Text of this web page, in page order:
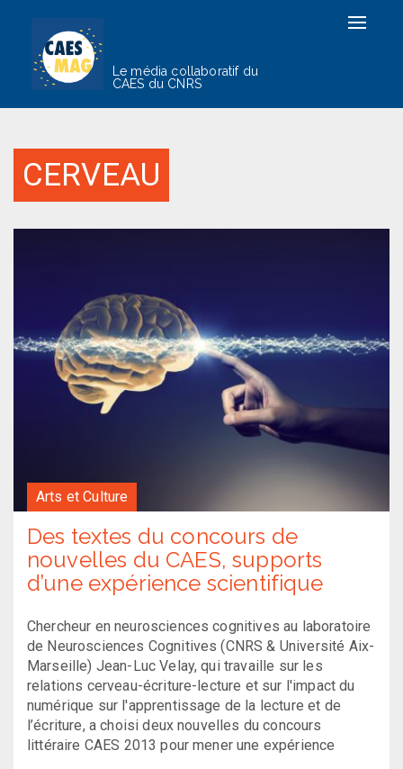
Le média collaboratif du
CAES du CNRS
Toggle
CERVEAU
Arts et Culture
Des textes du concours de
nouvelles du CAES, supports
d’une expérience scientifique
Chercheur en neurosciences cognitives au laboratoire
de Neurosciences Cognitives (CNRS & Université Aix-
Marseille) Jean-Luc Velay, qui travaille sur les
relations cerveau-écriture-lecture et sur l'impact du
numérique sur l'apprentissage de la lecture et de
l’écriture, a choisi deux nouvelles du concours
littéraire CAES 2013 pour mener une expérience